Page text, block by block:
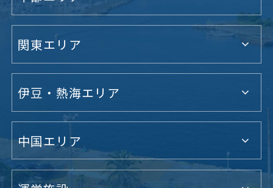
関東エリア
伊豆・熱海エリア
中国エリア